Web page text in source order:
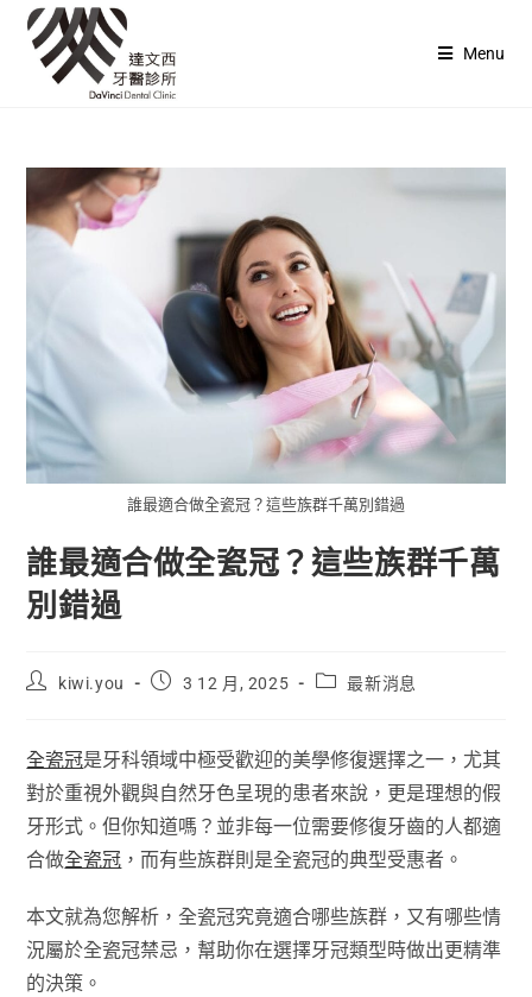
Menu
誰最適合做全瓷冠？這些族群千萬別錯過
誰最適合做全瓷冠？這些族群千萬
別錯過
kiwi.you 3 12 月, 2025 最新消息
全瓷冠是牙科領域中極受歡迎的美學修復選擇之一，尤其
對於重視外觀與自然牙色呈現的患者來說，更是理想的假
牙形式。但你知道嗎？並非每一位需要修復牙齒的人都適
合做全瓷冠 ，而有些族群則是全瓷冠的典型受惠者。
本文就為您解析，全瓷冠究竟適合哪些族群，又有哪些情
況屬於全瓷冠禁忌，幫助你在選擇牙冠類型時做出更精準
的決策。